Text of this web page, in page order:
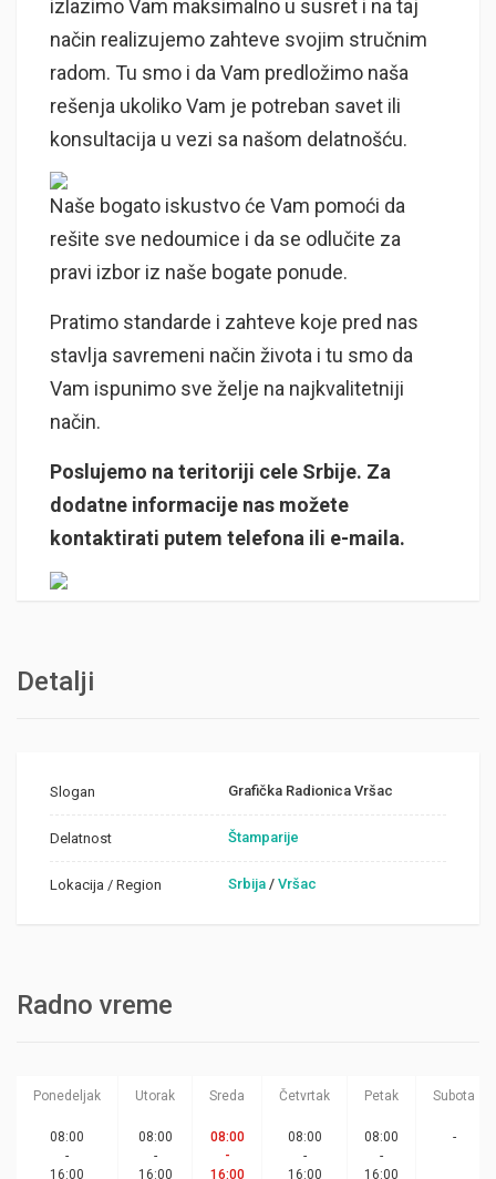
izlazimo Vam maksimalno u susret i na taj
način realizujemo zahteve svojim stručnim
radom. Tu smo i da Vam predložimo naša
rešenja ukoliko Vam je potreban savet ili
konsultacija u vezi sa našom delatnošću.
Naše bogato iskustvo će Vam pomoći da
rešite sve nedoumice i da se odlučite za
pravi izbor iz naše bogate ponude.
Pratimo standarde i zahteve koje pred nas
stavlja savremeni način života i tu smo da
Vam ispunimo sve želje na najkvalitetniji
način.
Poslujemo na teritoriji cele Srbije. Za
dodatne informacije nas možete
kontaktirati putem telefona ili e-maila.
Detalji
Slogan Grafička Radionica Vršac
Delatnost Štamparije
Lokacija / Region Srbija /Vršac
Radno vreme
Ponedeljak Utorak Sreda Četvrtak Petak Subota
08:00
-
16:00
08:00
-
16:00
08:00
-
16:00
08:00
-
16:00
08:00
-
16:00
-